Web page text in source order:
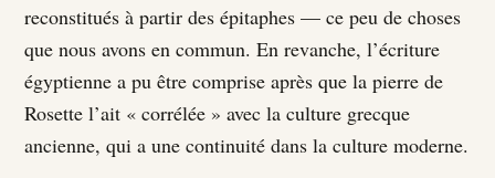
reconstitués à partir des épitaphes — ce peu de choses
que nous avons en commun. En revanche, l’écriture
égyptienne a pu être comprise après que la pierre de
Rosette l’ait « corrélée » avec la culture grecque
ancienne, qui a une continuité dans la culture moderne.